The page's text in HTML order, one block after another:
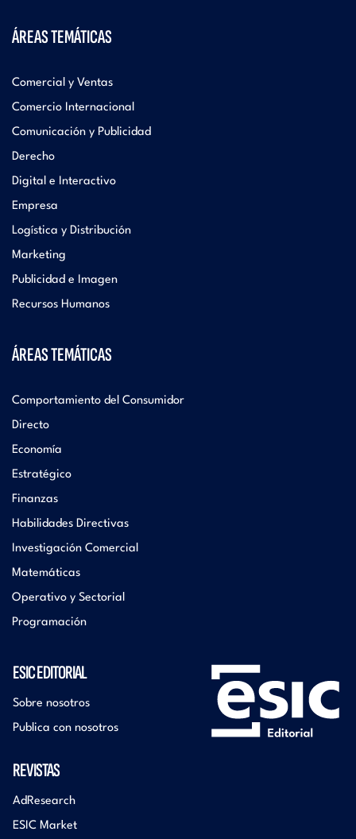
ÁREAS TEMÁTICAS
Comercial y Ventas
Comercio Internacional
Comunicación y Publicidad
Derecho
Digital e Interactivo
Empresa
Logística y Distribución
Marketing
Publicidad e Imagen
Recursos Humanos
ÁREAS TEMÁTICAS
Comportamiento del Consumidor
Directo
Economía
Estratégico
Finanzas
Habilidades Directivas
Investigación Comercial
Matemáticas
Operativo y Sectorial
Programación
ESIC EDITORIAL
Sobre nosotros
Publica con nosotros
REVISTAS
AdResearch
ESIC Market